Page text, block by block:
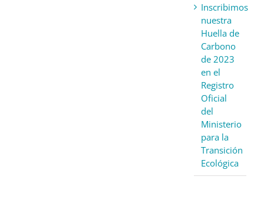
Inscribimos
nuestra
Huella de
Carbono
de 2023
en el
Registro
Oficial
del
Ministerio
para la
Transición
Ecológica